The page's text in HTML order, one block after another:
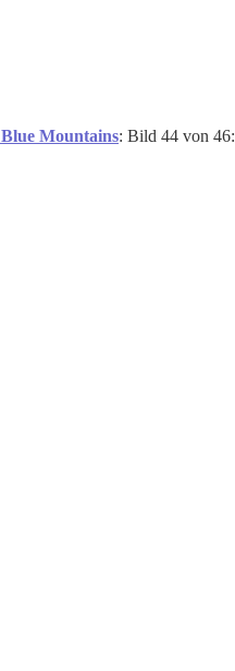
Mountains: Bild 44 von 46: